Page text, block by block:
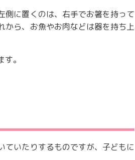
側に置くのは、右手でお箸を持って
から、お魚やお肉などは器を持ち上
。
ていたりするものですが、子どもに